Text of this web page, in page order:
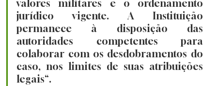
valores militares e o ordenamento
jurídico vigente. A Instituição
permanece à disposição das
autoridades competentes para
colaborar com os desdobramentos do
caso, nos limites de suas atribuições
legais“.